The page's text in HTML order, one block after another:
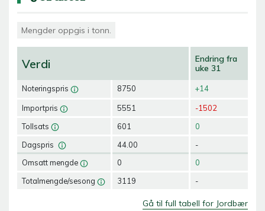
Mengder oppgis i tonn.
Verdi
Noteringspris
Importpris
Tollsats
Dagspris
Omsatt mengde
Totalmengde/sesong
8750
5551
601
44.00
0
3119
Endring fra
uke 31
+14
-1502
0
-
0
-
Gå til full tabell for Jordbær